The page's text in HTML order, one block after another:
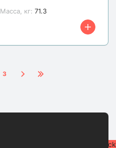
Масса, кг: 71.3
3